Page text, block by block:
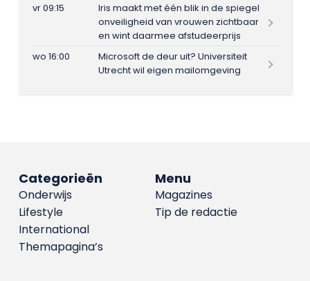
vr 09:15
Iris maakt met één blik in de spiegel
onveiligheid van vrouwen zichtbaar
en wint daarmee afstudeerprijs
wo 16:00
Microsoft de deur uit? Universiteit
Utrecht wil eigen mailomgeving
Menu
Magazines
Tip de redactie
Categorieën
Onderwijs
Lifestyle
International
Themapagina’s